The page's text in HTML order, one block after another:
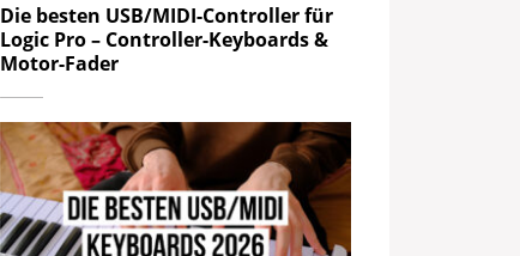
Die besten USB/MIDI-Controller für
Logic Pro – Controller-Keyboards &
Motor-Fader